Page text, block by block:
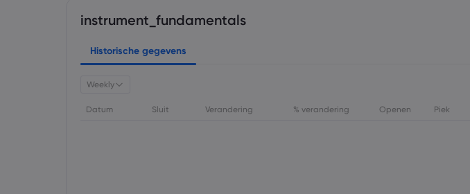
instrument_fundamentals
Historische gegevens
Weekly
Datum Sluit Verandering % verandering Openen Piek